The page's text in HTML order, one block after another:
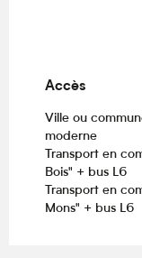
Accès
Accès
Ville ou
moderne
Transport en
Bois" + bus L6
Transport en
Mons" + bus L6